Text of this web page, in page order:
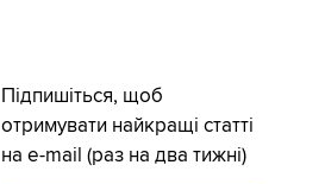
Підпишіться, щоб
отримувати найкращі статті
на e-mail (раз на два тижні)